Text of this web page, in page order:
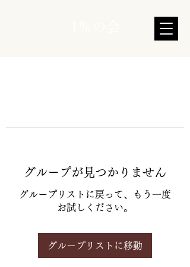
グループが見つかりません
グループリストに戻って、もう一度
お試しください。
グループリストに移動